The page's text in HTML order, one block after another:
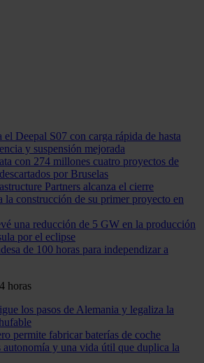
el Deepal S07 con carga rápida de hasta
y suspensión mejorada
con 274 millones cuatro proyectos de
por Bruselas
Partners alcanza el cierre
la construcción de su primer proyecto en
una reducción de 5 GW en la producción
por el eclipse
de 100 horas para independizar a
horas
los pasos de Alemania y legaliza la
permite fabricar baterías de coche
autonomía y una vida útil que duplica la